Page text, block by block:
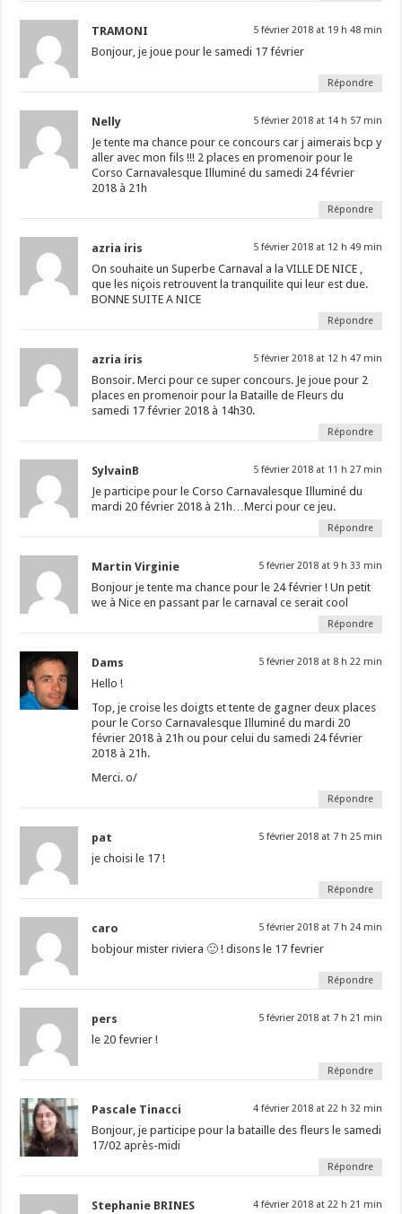
TRAMONI 5 février 2018 at 19 h 48 min
Bonjour, je joue pour le samedi 17 février
Répondre
Nelly 5 février 2018 at 14 h 57 min
Je tente ma chance pour ce concours car j aimerais bcp y
aller avec mon fils !!! 2 places en promenoir pour le
Corso Carnavalesque Illuminé du samedi 24 février
2018 à 21h
Répondre
azria iris 5 février 2018 at 12 h 49 min
On souhaite un Superbe Carnaval a la VILLE DE NICE ,
que les niçois retrouvent la tranquilite qui leur est due.
BONNE SUITE A NICE
Répondre
azria iris 5 février 2018 at 12 h 47 min
Bonsoir. Merci pour ce super concours. Je joue pour 2
places en promenoir pour la Bataille de Fleurs du
samedi 17 février 2018 à 14h30.
Répondre
SylvainB 5 février 2018 at 11 h 27 min
Je participe pour le Corso Carnavalesque Illuminé du
mardi 20 février 2018 à 21h…Merci pour ce jeu.
Répondre
Martin Virginie 5 février 2018 at 9 h 33 min
Bonjour je tente ma chance pour le 24 février ! Un petit
we à Nice en passant par le carnaval ce serait cool
Répondre
Dams 5 février 2018 at 8 h 22 min
Hello !
Top, je croise les doigts et tente de gagner deux places
pour le Corso Carnavalesque Illuminé du mardi 20
février 2018 à 21h ou pour celui du samedi 24 février
2018 à 21h.
Merci. o/
Répondre
pat 5 février 2018 at 7 h 25 min
je choisi le 17 !
Répondre
caro 5 février 2018 at 7 h 24 min
bobjour mister riviera 🙂 ! disons le 17 fevrier
Répondre
pers 5 février 2018 at 7 h 21 min
le 20 fevrier !
Répondre
Pascale Tinacci 4 février 2018 at 22 h 32 min
Bonjour, je participe pour la bataille des fleurs le samedi
17/02 après-midi
Répondre
Stephanie BRINES 4 février 2018 at 22 h 21 min